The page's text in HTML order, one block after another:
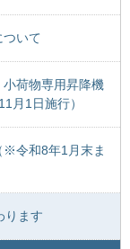
いて
荷物専用昇降機
月1日施行）
※令和8年1月末ま
ります